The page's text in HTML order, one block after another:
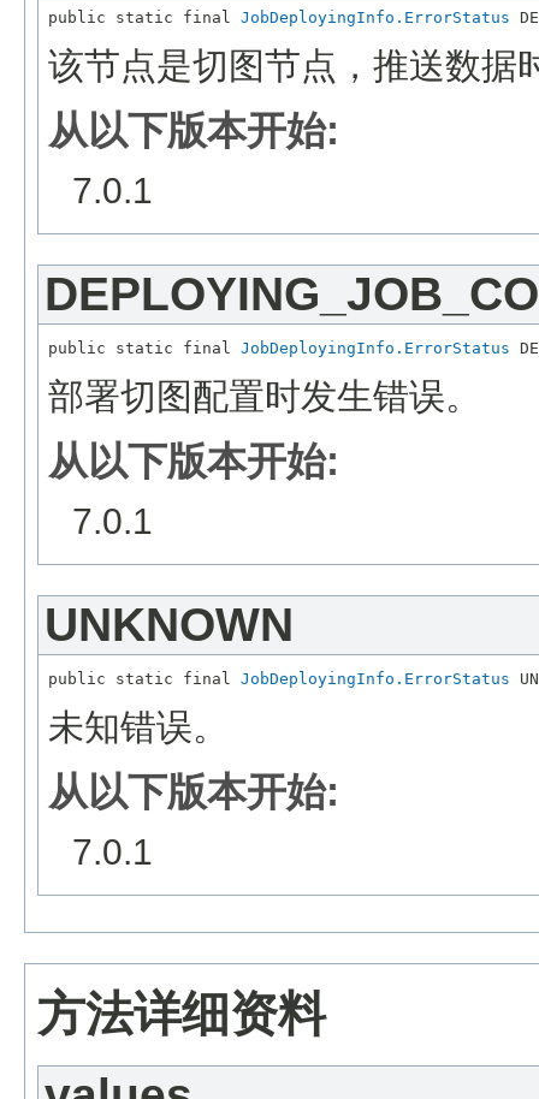
public static final JobDeployingInfo.ErrorStatus
该节点是切图节点，推送数据
从以下版本开始:
7.0.1
public static final JobDeployingInfo.ErrorStatus
部署切图配置时发生错误。
从以下版本开始:
7.0.1
UNKNOWN
public static final JobDeployingInfo.ErrorStatus
未知错误。
从以下版本开始:
7.0.1
方法详细资料